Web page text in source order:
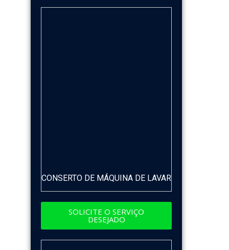
CONSERTO DE MÁQUINA DE LAVAR
SOLICITE O SERVIÇO
DESEJADO